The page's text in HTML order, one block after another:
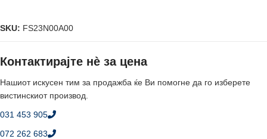
SKU: FS23N00A00
Контактирајте нè за цена
Нашиот искусен тим за продажба ќе Ви помогне да го изберете
вистинскиот производ.
031 453 905
072 262 683